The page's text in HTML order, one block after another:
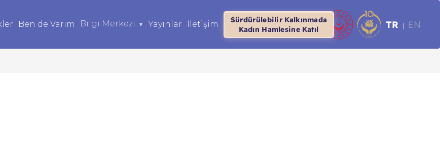
Ben de Varım Bilgi Merkezi ▼ Yayınlar İletişim
Sürdürülebilir Kalkınmada
Kadın Hamlesine Katıl
TR | EN